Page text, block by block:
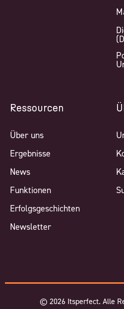
Ressourcen
Über uns
Ergebnisse
News
Funktionen
Erfolgsgeschichten
Newsletter
© 2026 Itsperfect. Alle